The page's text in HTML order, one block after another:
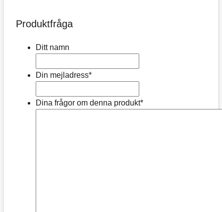
Produktfråga
Ditt namn
Din mejladress*
Dina frågor om denna produkt*